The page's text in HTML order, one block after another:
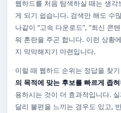
웹하드를 처음 탐색하실 때는 생
게 되기 쉽습니다. 검색만 해도 수
나같이 “고속 다운로드”, “최신 콘
워 혼란을 주곤 합니다. 이런 상황
지 막막해지기 마련입니다.
이럴 때 웹하드 순위는 정답을 찾
의 목적에 맞는 후보를 빠르게 좁
용하시는 것이 더 효과적입니다.
달리 불편을 느끼는 경우도 있고,